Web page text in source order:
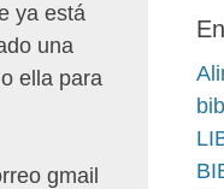
ya está
una
ella para
gmail